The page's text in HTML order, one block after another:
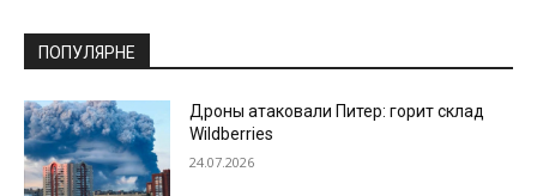
ПОПУЛЯРНЕ
Дроны атаковали Питер: горит склад
Wildberries
24.07.2026